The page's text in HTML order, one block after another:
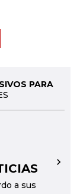
PARA
a sus
→